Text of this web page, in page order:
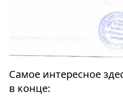
Самое интересное
в конце: